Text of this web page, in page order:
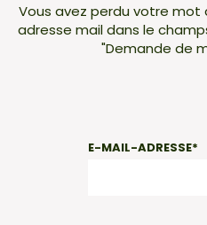
Vous avez perdu votre mot
adresse mail dans le
"Demande de
E-MAIL-ADRESSE*